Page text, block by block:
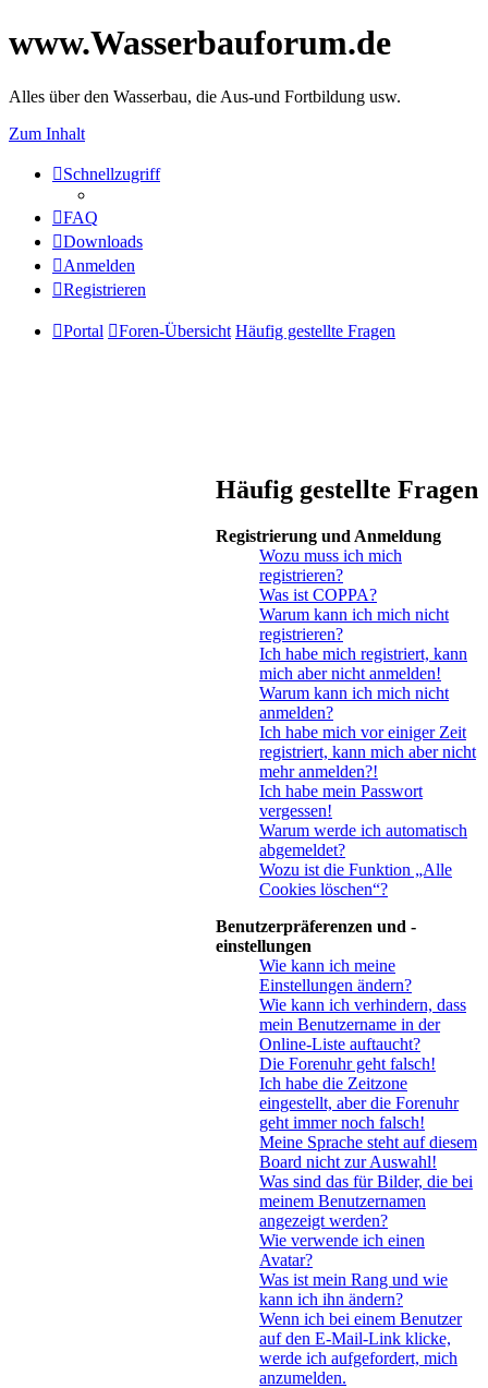
www.Wasserbauforum.de
Alles über den Wasserbau, die Aus-und Fortbildung usw.
Zum Inhalt
Schnellzugriff
FAQ
Downloads
Anmelden
Registrieren
Portal Foren-Übersicht Häufig gestellte Fragen
Häufig gestellte Fragen
Registrierung und Anmeldung
Wozu muss ich mich
registrieren?
Was ist COPPA?
Warum kann ich mich nicht
registrieren?
Ich habe mich registriert, kann
mich aber nicht anmelden!
Warum kann ich mich nicht
anmelden?
Ich habe mich vor einiger Zeit
registriert, kann mich aber nicht
mehr anmelden?!
Ich habe mein Passwort
vergessen!
Warum werde ich automatisch
abgemeldet?
Wozu ist die Funktion „Alle
Cookies löschen“?
Benutzerpräferenzen und -
einstellungen
Wie kann ich meine
Einstellungen ändern?
Wie kann ich verhindern, dass
mein Benutzername in der
Online-Liste auftaucht?
Die Forenuhr geht falsch!
Ich habe die Zeitzone
eingestellt, aber die Forenuhr
geht immer noch falsch!
Meine Sprache steht auf diesem
Board nicht zur Auswahl!
Was sind das für Bilder, die bei
meinem Benutzernamen
angezeigt werden?
Wie verwende ich einen
Avatar?
Was ist mein Rang und wie
kann ich ihn ändern?
Wenn ich bei einem Benutzer
auf den E-Mail-Link klicke,
werde ich aufgefordert, mich
anzumelden.